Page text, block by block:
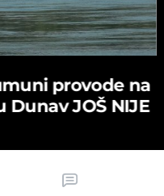
provode na
JOŠ NIJE